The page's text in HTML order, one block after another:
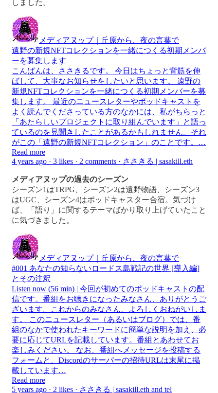
しました。
メディアヌップ｜丘原から、夜の言葉で
遠野の新規NFTコレクションを一緒につくる初期メンバ
ーを募集します
こんばんは、ささきるです。 今日はちょっと背筋を伸
ばして、大事なお知らせをしたいと思います。 遠野の
新規NFTコレクションを一緒につくる初期メンバーを募
集します。 最近のニュースレターやポッドキャストを
よく読んでくださっている方のなかには、私がちらっと
「あたらしいプロジェクトに取り組んでいます」と語っ
ているのを見聞きしたことがあるかもしれません。それ
がこの「遠野の新規NFTコレクション」のことです。…
Read more
4 years ago · 3 likes · 2 comments · ささきる | sasakill.eth
メディアヌップの過去のシーズン
シーズン1はTRPG、シーズン2は遠野物語、シーズン3
はUGC、シーズン4はポッドキャスター合宿。気づけ
ば、「語り」に関するテーマばかり取り上げていたこと
に気づきました。
メディアヌップ｜丘原から、夜の言葉で
#001 あなたの知らないロードス島戦記の世界 [導入編]
とその注釈
Listen now (56 min) | 今回が初めてのポッドキャストの配
信です。番組をお聴きになったみなさん、ありがとうご
ざいます。これからのみなさん、よろしくおねがいしま
す。 このニュースレター（あるいはブログ）では、番
組のなかで使われたキーワードに簡単な説明を加え、必
要に応じてURLを記載しています。番組とあわせてお
楽しみください。 なお、番組へメッセージを投稿する
フォームと、Discordのサーバーの招待URLは末尾に掲
載しています…
Read more
5 years ago · 2 likes · ささきる | sasakill.eth and tel